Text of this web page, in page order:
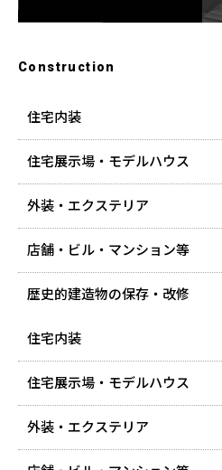
Construction
住宅内装
住宅展示場・モデルハウス
外装・エクステリア
店舗・ビル・マンション等
歴史的建造物の保存・改修
住宅内装
住宅展示場・モデルハウス
外装・エクステリア